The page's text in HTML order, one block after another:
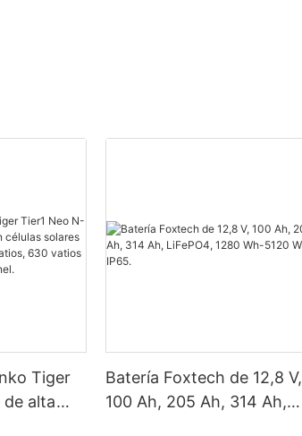
Tiger
de alta
Batería Foxtech de 12,8 V,
100 Ah, 205 Ah, 314 Ah,